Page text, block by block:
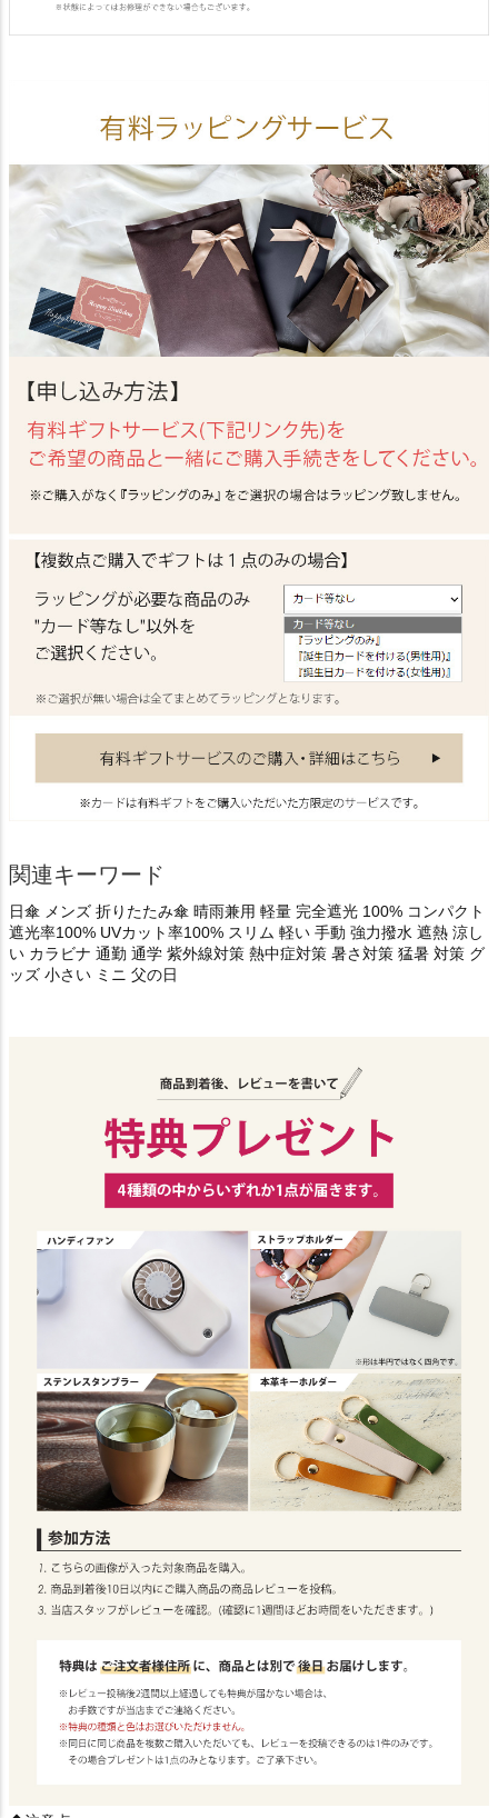
関連キーワード
日傘 メンズ 折りたたみ傘 晴雨兼用 軽量 完全遮光 100% コンパクト
遮光率100% UVカット率100% スリム 軽い 手動 強力撥水 遮熱 涼し
い カラビナ 通勤 通学 紫外線対策 熱中症対策 暑さ対策 猛暑 対策 グ
ッズ 小さい ミニ 父の日